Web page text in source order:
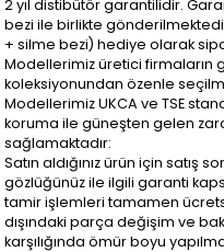
2 yıl distibütör garantilidir.
bezi ile birlikte
+ silme bezi) hediye olarak
Modellerimiz üretici firmaların
koleksiyonundan özenle
Modellerimiz UKCA ve TSE
koruma ile güneşten gelen
sağlamaktadır:
Satın aldığınız ürün için satış
gözlüğünüz ile ilgili garanti
tamir işlemleri tamamen
dışındaki parça değişim ve
karşılığında ömür boyu